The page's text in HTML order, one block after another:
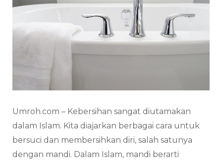
Umroh.com – Kebersihan sangat diutamakan
dalam Islam. Kita diajarkan berbagai cara untuk
bersuci dan membersihkan diri, salah satunya
dengan mandi. Dalam Islam, mandi berarti